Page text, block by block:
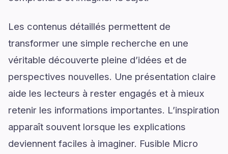
Les contenus détaillés permettent de
transformer une simple recherche en une
véritable découverte pleine d’idées et de
perspectives nouvelles. Une présentation claire
aide les lecteurs à rester engagés et à mieux
retenir les informations importantes. L’inspiration
apparaît souvent lorsque les explications
deviennent faciles à imaginer. Fusible Micro